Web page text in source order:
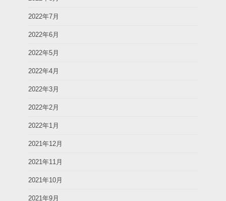
2022年7月
2022年6月
2022年5月
2022年4月
2022年3月
2022年2月
2022年1月
2021年12月
2021年11月
2021年10月
2021年9月